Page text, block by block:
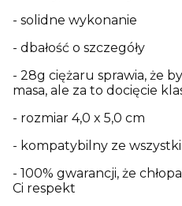
- solidne wykonanie
- dbałość o szczegóły
- 28g ciężaru sprawia, że
masa, ale za to docięcie
- rozmiar 4,0 x 5,0 cm
- kompatybilny ze
- 100% gwarancji, że
Ci respekt